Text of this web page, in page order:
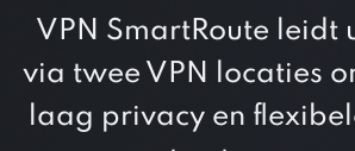
VPN SmartRoute leidt
via twee VPN locaties
laag privacy en